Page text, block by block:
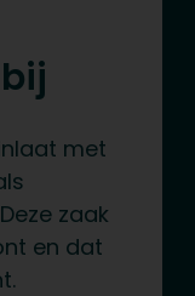
met
zaak
en dat